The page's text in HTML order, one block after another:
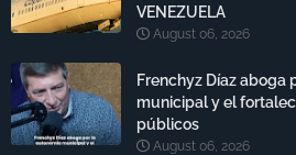
VENEZUELA
August 06, 2026
Frenchyz Díaz aboga
municipal y el
públicos
August 06, 2026